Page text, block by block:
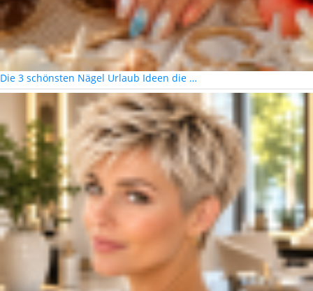
Die 3 schönsten Nägel Urlaub Ideen die …